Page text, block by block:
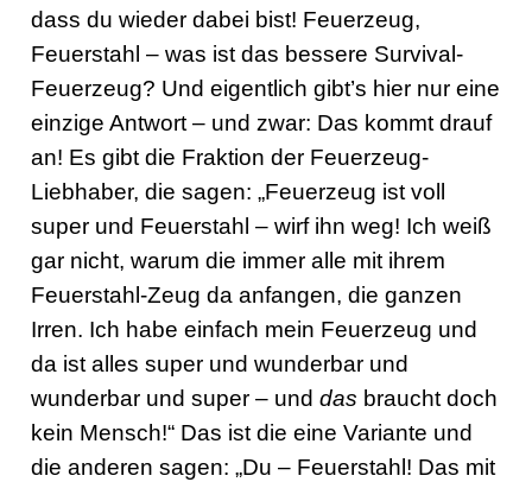
dass du wieder dabei bist! Feuerzeug,
Feuerstahl – was ist das bessere Survival-
Feuerzeug? Und eigentlich gibt’s hier nur eine
einzige Antwort – und zwar: Das kommt drauf
an! Es gibt die Fraktion der Feuerzeug-
Liebhaber, die sagen: „Feuerzeug ist voll
super und Feuerstahl – wirf ihn weg! Ich weiß
gar nicht, warum die immer alle mit ihrem
Feuerstahl-Zeug da anfangen, die ganzen
Irren. Ich habe einfach mein Feuerzeug und
da ist alles super und wunderbar und
wunderbar und super – unddas braucht doch
kein Mensch!“ Das ist die eine Variante und
die anderen sagen: „Du – Feuerstahl! Das mit